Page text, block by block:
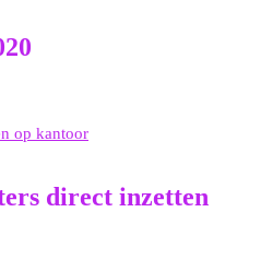
direct inzetten